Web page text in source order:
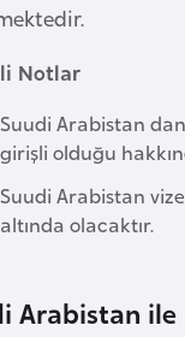
Notlar
Suudi Arabistan
girişli olduğu
Suudi Arabistan
altında olacaktır.
Arabistan